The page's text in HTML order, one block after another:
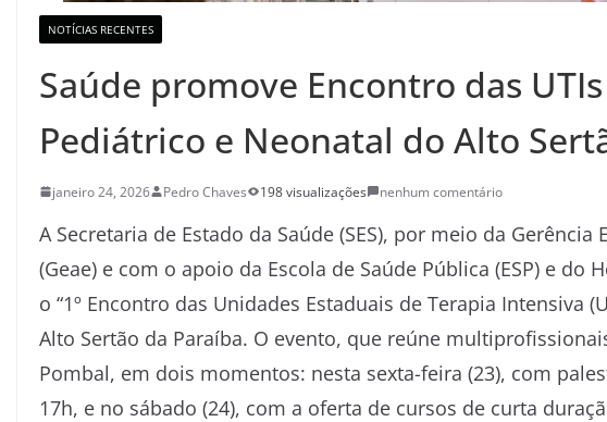
NOTÍCIAS RECENTES
Saúde promove Encontro das
Pediátrico e Neonatal do Alto
janeiro 24, 2026 Pedro Chaves 198 visualizações nenhum comentário
A Secretaria de Estado da Saúde (SES), por meio da Gerência
(Geae) e com o apoio da Escola de Saúde Pública (ESP) e
o “1º Encontro das Unidades Estaduais de Terapia Intensiva
Alto Sertão da Paraíba. O evento, que reúne
Pombal, em dois momentos: nesta sexta-feira (23), com
17h, e no sábado (24), com a oferta de cursos de curta